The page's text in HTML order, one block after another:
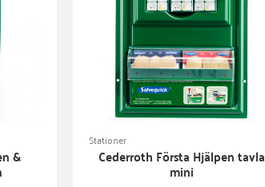
&
Stationer
Cederroth Första Hjälpen tavla
mini